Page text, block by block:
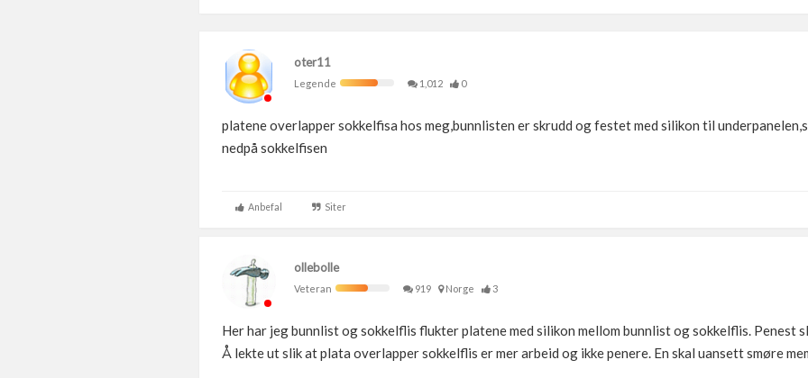
oter11
Legende
1,012 0
platene overlapper sokkelfisa hos meg,bunnlisten er skrudd og festet med silikon til
nedpå sokkelfisen
Anbefal Siter
ollebolle
Veteran
919 Norge 3
Her har jeg bunnlist og sokkelflis flukter platene med silikon mellom bunnlist og sokkelflis. Penest
Å lekte ut slik at plata overlapper sokkelflis er mer arbeid og ikke penere. En skal uansett smøre